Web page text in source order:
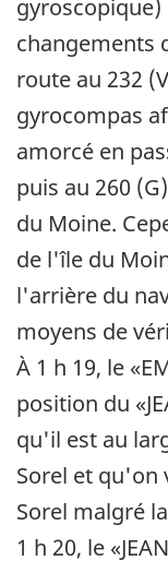
gyroscopique)
changements
route au 232
gyrocompas
amorcé en
puis au 260
du Moine.
de l'île du
l'arrière du
moyens de
À 1 h 19, le
position du
qu'il est au
Sorel et qu'on
Sorel malgré
1 h 20, le